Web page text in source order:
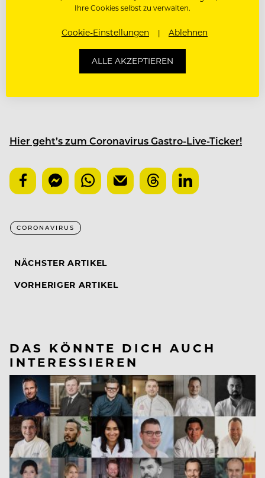
Rückgang nur längerfristig aufgeholt werden. Im
Endeffekt kann jedoch die bereits mehrmals
bewiesene Kreativität der österreichischen
Touristiker dazu beitragen das Aufholtempo
deutlich zu steigern.”
Hier geht’s zum Coronavirus Gastro-Live-Ticker!
CORONAVIRUS
NÄCHSTER ARTIKEL
VORHERIGER ARTIKEL
DAS KÖNNTE DICH AUCH
INTERESSIEREN
Ihre Cookies selbst zu verwalten.
Cookie-Einstellungen Ablehnen
ALLE AKZEPTIEREN